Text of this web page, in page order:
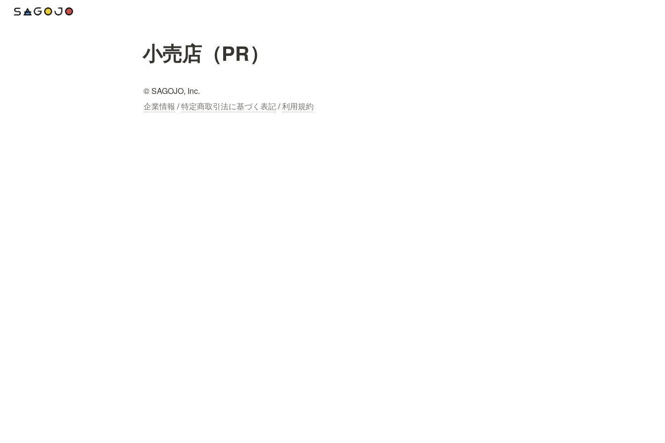
小売店（PR）
© SAGOJO, Inc.
企業情報 / 特定商取引法に基づく表記 / 利用規約